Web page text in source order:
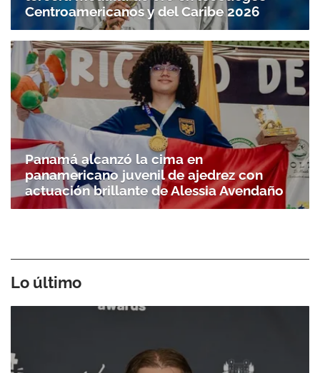
Gracias por suscribirte a nuestro boletín.
ACEPTAR
Centroamericanos y del Caribe 2026
Panamá alcanzó la cima en
panamericano juvenil de ajedrez con
actuación brillante de Alessia Avendaño
Lo último